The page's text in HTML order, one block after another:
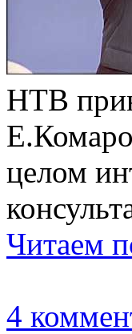
НТВ
целом
Читаем
4